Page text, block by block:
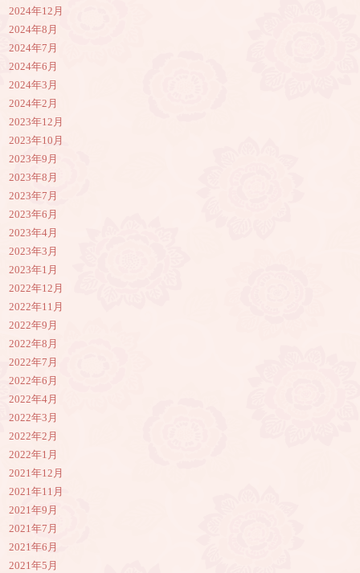
2024年12月
2024年8月
2024年7月
2024年6月
2024年3月
2024年2月
2023年12月
2023年10月
2023年9月
2023年8月
2023年7月
2023年6月
2023年4月
2023年3月
2023年1月
2022年12月
2022年11月
2022年9月
2022年8月
2022年7月
2022年6月
2022年4月
2022年3月
2022年2月
2022年1月
2021年12月
2021年11月
2021年9月
2021年7月
2021年6月
2021年5月